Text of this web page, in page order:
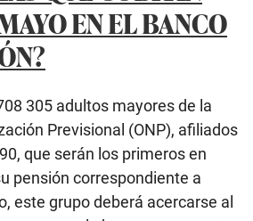
EN EL BANCO
305 adultos mayores de la
Previsional (ONP), afiliados
que serán los primeros en
pensión correspondiente a
este grupo deberá acercarse al